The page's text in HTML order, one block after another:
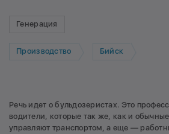
Генерация
Производство Бийск
Речь идет о бульдозеристах. Это
водители, которые так же, как и
управляют транспортом, а еще —